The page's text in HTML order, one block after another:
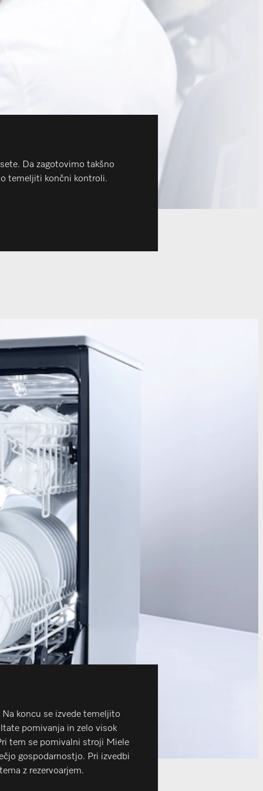
Da zagotovimo takšno
temeljiti končni kontroli.
koncu se izvede temeljito
pomivanja in zelo visok
tem se pomivalni stroji Miele
gospodarnostjo. Pri izvedbi
z rezervoarjem.